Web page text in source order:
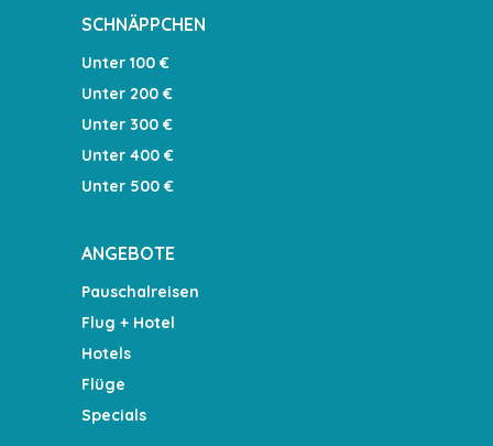
SCHNÄPPCHEN
Unter 100 €
Unter 200 €
Unter 300 €
Unter 400 €
Unter 500 €
ANGEBOTE
Pauschalreisen
Flug + Hotel
Hotels
Flüge
Specials